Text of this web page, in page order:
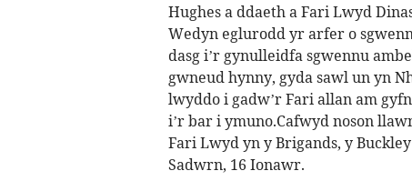
Hughes a ddaeth a Fari Lwyd
Wedyn eglurodd yr arfer o
dasg i’r gynulleidfa sgwennu
gwneud hynny, gyda sawl un yn
lwyddo i gadw’r Fari allan am
i’r bar i ymuno.Cafwyd noson
Fari Lwyd yn y Brigands, y
Sadwrn, 16 Ionawr.